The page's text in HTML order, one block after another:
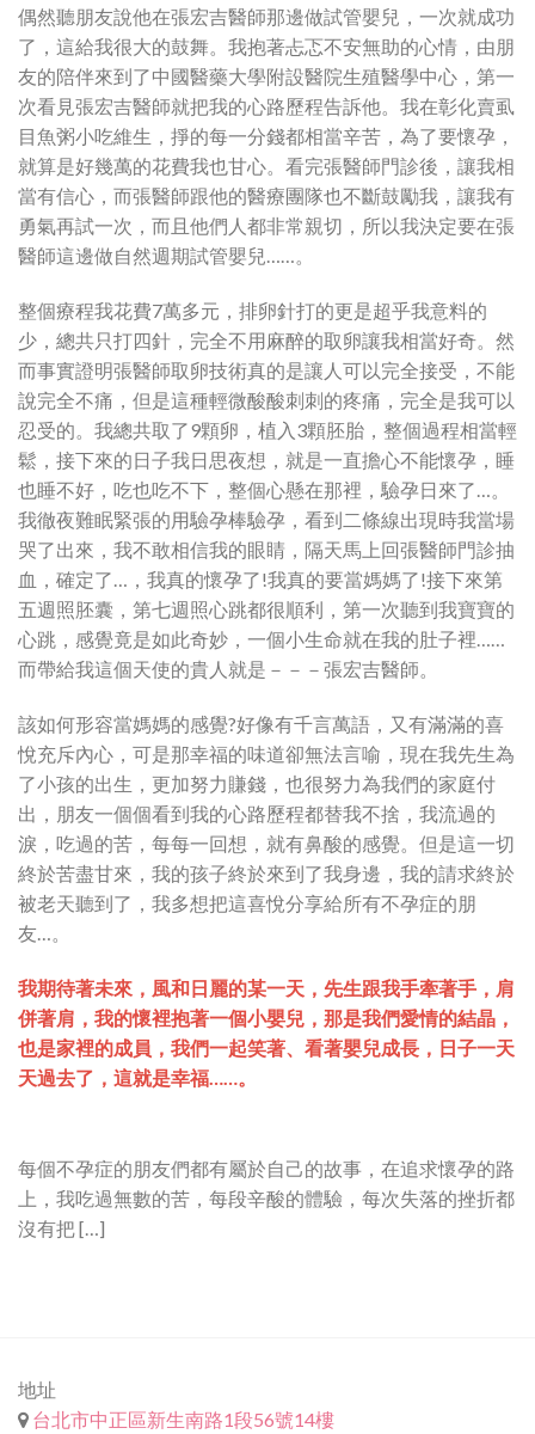
偶然聽朋友說他在張宏吉醫師那邊做試管嬰兒，一次就成功
了，這給我很大的鼓舞。我抱著忐忑不安無助的心情，由朋
友的陪伴來到了中國醫藥大學附設醫院生殖醫學中心，第一
次看見張宏吉醫師就把我的心路歷程告訴他。我在彰化賣虱
目魚粥小吃維生，掙的每一分錢都相當辛苦，為了要懷孕，
就算是好幾萬的花費我也甘心。看完張醫師門診後，讓我相
當有信心，而張醫師跟他的醫療團隊也不斷鼓勵我，讓我有
勇氣再試一次，而且他們人都非常親切，所以我決定要在張
醫師這邊做自然週期試管嬰兒……。
整個療程我花費7萬多元，排卵針打的更是超乎我意料的
少，總共只打四針，完全不用麻醉的取卵讓我相當好奇。然
而事實證明張醫師取卵技術真的是讓人可以完全接受，不能
說完全不痛，但是這種輕微酸酸刺刺的疼痛，完全是我可以
忍受的。我總共取了9顆卵，植入3顆胚胎，整個過程相當輕
鬆，接下來的日子我日思夜想，就是一直擔心不能懷孕，睡
也睡不好，吃也吃不下，整個心懸在那裡，驗孕日來了…。
我徹夜難眠緊張的用驗孕棒驗孕，看到二條線出現時我當場
哭了出來，我不敢相信我的眼睛，隔天馬上回張醫師門診抽
血，確定了…，我真的懷孕了!我真的要當媽媽了!接下來第
五週照胚囊，第七週照心跳都很順利，第一次聽到我寶寶的
心跳，感覺竟是如此奇妙，一個小生命就在我的肚子裡……
而帶給我這個天使的貴人就是－－－張宏吉醫師。
該如何形容當媽媽的感覺?好像有千言萬語，又有滿滿的喜
悅充斥內心，可是那幸福的味道卻無法言喻，現在我先生為
了小孩的出生，更加努力賺錢，也很努力為我們的家庭付
出，朋友一個個看到我的心路歷程都替我不捨，我流過的
淚，吃過的苦，每每一回想，就有鼻酸的感覺。但是這一切
終於苦盡甘來，我的孩子終於來到了我身邊，我的請求終於
被老天聽到了，我多想把這喜悅分享給所有不孕症的朋
友…。
我期待著未來，風和日麗的某一天，先生跟我手牽著手，肩
併著肩，我的懷裡抱著一個小嬰兒，那是我們愛情的結晶，
也是家裡的成員，我們一起笑著、看著嬰兒成長，日子一天
天過去了，這就是幸福……。
每個不孕症的朋友們都有屬於自己的故事，在追求懷孕的路
上，我吃過無數的苦，每段辛酸的體驗，每次失落的挫折都
沒有把 […]
地址
台北市中正區新生南路1段56號14樓